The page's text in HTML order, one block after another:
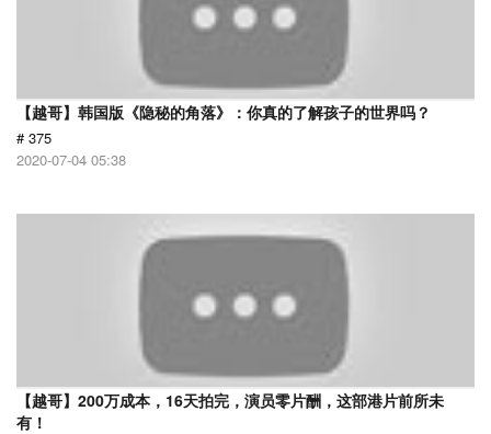
【越哥】韩国版《隐秘的角落》：你真的了解孩子的世界吗？
# 375
2020-07-04 05:38
【越哥】200万成本，16天拍完，演员零片酬，这部港片前所未
有！